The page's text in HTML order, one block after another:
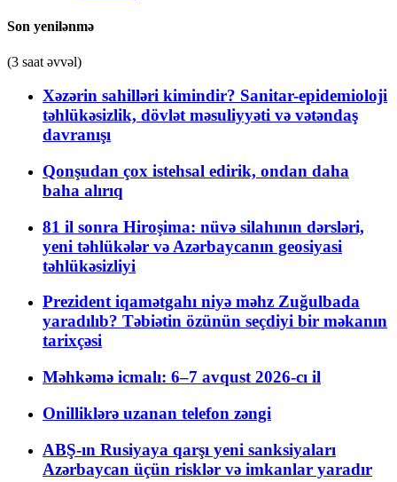
Son yenilənmə
(3 saat əvvəl)
Xəzərin sahilləri kimindir? Sanitar-epidemioloji
təhlükəsizlik, dövlət məsuliyyəti və vətəndaş
davranışı
Qonşudan çox istehsal edirik, ondan daha
baha alırıq
81 il sonra Hiroşima: nüvə silahının dərsləri,
yeni təhlükələr və Azərbaycanın geosiyasi
təhlükəsizliyi
Prezident iqamətgahı niyə məhz Zuğulbada
yaradılıb? Təbiətin özünün seçdiyi bir məkanın
tarixçəsi
Məhkəmə icmalı: 6–7 avqust 2026-cı il
Onilliklərə uzanan telefon zəngi
ABŞ-ın Rusiyaya qarşı yeni sanksiyaları
Azərbaycan üçün risklər və imkanlar yaradır